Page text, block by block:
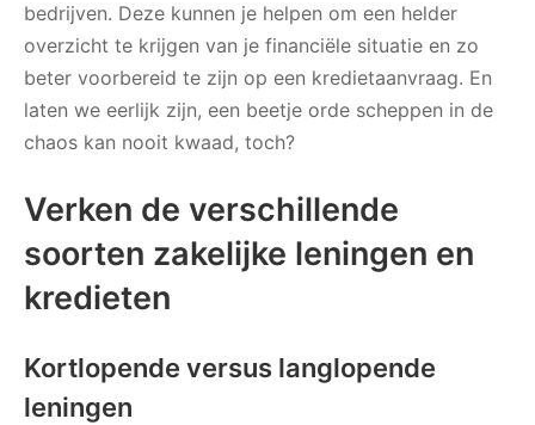
bedrijven. Deze kunnen je helpen om een helder
overzicht te krijgen van je financiële situatie en zo
beter voorbereid te zijn op een kredietaanvraag. En
laten we eerlijk zijn, een beetje orde scheppen in de
chaos kan nooit kwaad, toch?
Verken de verschillende
soorten zakelijke leningen en
kredieten
Kortlopende versus langlopende
leningen